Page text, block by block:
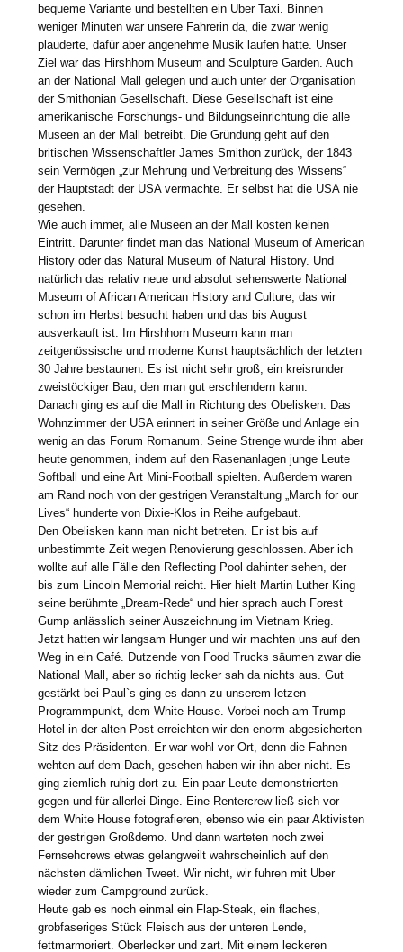
bequeme Variante und bestellten ein Uber Taxi. Binnen
weniger Minuten war unsere Fahrerin da, die zwar wenig
plauderte, dafür aber angenehme Musik laufen hatte. Unser
Ziel war das Hirshhorn Museum and Sculpture Garden. Auch
an der National Mall gelegen und auch unter der Organisation
der Smithonian Gesellschaft. Diese Gesellschaft ist eine
amerikanische Forschungs- und Bildungseinrichtung die alle
Museen an der Mall betreibt. Die Gründung geht auf den
britischen Wissenschaftler James Smithon zurück, der 1843
sein Vermögen „zur Mehrung und Verbreitung des Wissens“
der Hauptstadt der USA vermachte. Er selbst hat die USA nie
gesehen.
Wie auch immer, alle Museen an der Mall kosten keinen
Eintritt. Darunter findet man das National Museum of American
History oder das Natural Museum of Natural History. Und
natürlich das relativ neue und absolut sehenswerte National
Museum of African American History and Culture, das wir
schon im Herbst besucht haben und das bis August
ausverkauft ist. Im Hirshhorn Museum kann man
zeitgenössische und moderne Kunst hauptsächlich der letzten
30 Jahre bestaunen. Es ist nicht sehr groß, ein kreisrunder
zweistöckiger Bau, den man gut erschlendern kann.
Danach ging es auf die Mall in Richtung des Obelisken. Das
Wohnzimmer der USA erinnert in seiner Größe und Anlage ein
wenig an das Forum Romanum. Seine Strenge wurde ihm aber
heute genommen, indem auf den Rasenanlagen junge Leute
Softball und eine Art Mini-Football spielten. Außerdem waren
am Rand noch von der gestrigen Veranstaltung „March for our
Lives“ hunderte von Dixie-Klos in Reihe aufgebaut.
Den Obelisken kann man nicht betreten. Er ist bis auf
unbestimmte Zeit wegen Renovierung geschlossen. Aber ich
wollte auf alle Fälle den Reflecting Pool dahinter sehen, der
bis zum Lincoln Memorial reicht. Hier hielt Martin Luther King
seine berühmte „Dream-Rede“ und hier sprach auch Forest
Gump anlässlich seiner Auszeichnung im Vietnam Krieg.
Jetzt hatten wir langsam Hunger und wir machten uns auf den
Weg in ein Café. Dutzende von Food Trucks säumen zwar die
National Mall, aber so richtig lecker sah da nichts aus. Gut
gestärkt bei Paul`s ging es dann zu unserem letzen
Programmpunkt, dem White House. Vorbei noch am Trump
Hotel in der alten Post erreichten wir den enorm abgesicherten
Sitz des Präsidenten. Er war wohl vor Ort, denn die Fahnen
wehten auf dem Dach, gesehen haben wir ihn aber nicht. Es
ging ziemlich ruhig dort zu. Ein paar Leute demonstrierten
gegen und für allerlei Dinge. Eine Rentercrew ließ sich vor
dem White House fotografieren, ebenso wie ein paar Aktivisten
der gestrigen Großdemo. Und dann warteten noch zwei
Fernsehcrews etwas gelangweilt wahrscheinlich auf den
nächsten dämlichen Tweet. Wir nicht, wir fuhren mit Uber
wieder zum Campground zurück.
Heute gab es noch einmal ein Flap-Steak, ein flaches,
grobfaseriges Stück Fleisch aus der unteren Lende,
fettmarmoriert. Oberlecker und zart. Mit einem leckeren